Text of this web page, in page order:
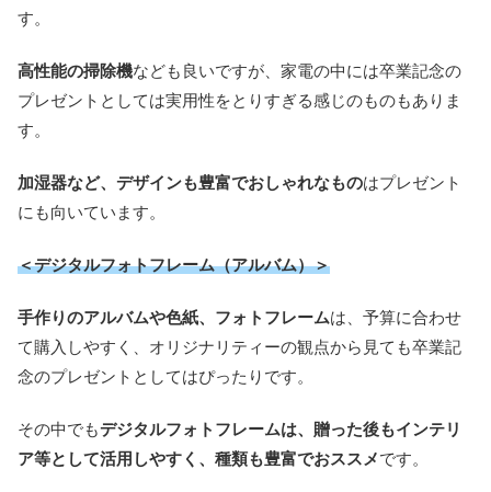
す。
高性能の掃除機なども良いですが、家電の中には卒業記念の
プレゼントとしては実用性をとりすぎる感じのものもありま
す。
加湿器など、デザインも豊富でおしゃれなものはプレゼント
にも向いています。
＜デジタルフォトフレーム（アルバム）＞
手作りのアルバムや色紙、フォトフレームは、予算に合わせ
て購入しやすく、オリジナリティーの観点から見ても卒業記
念のプレゼントとしてはぴったりです。
その中でもデジタルフォトフレームは、贈った後もインテリ
ア等として活用しやすく、種類も豊富でおススメです。